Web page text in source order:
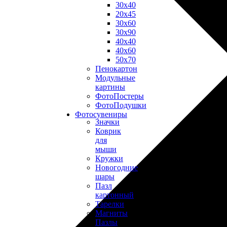
30х40
20х45
30х60
30х90
40х40
40х60
50х70
Пенокартон
Модульные
картины
ФотоПостеры
ФотоПодушки
Фотоcувениры
Значки
Коврик
для
мыши
Кружки
Новогодние
шары
Пазл
картонный
Тарелки
Магниты
Пазлы